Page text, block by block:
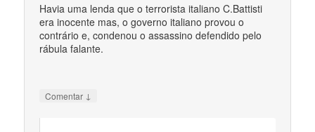
Havia uma lenda que o terrorista italiano C.Battisti
era inocente mas, o governo italiano provou o
contrário e, condenou o assassino defendido pelo
rábula falante.
Comentar ↓